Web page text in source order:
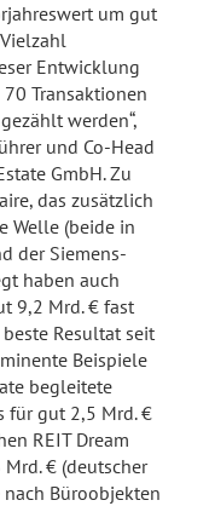
um gut
Entwicklung
Transaktionen
werden“,
und Co-Head
GmbH. Zu
das zusätzlich
Welle (beide in
der Siemens-
haben auch
9,2 Mrd. € fast
Resultat seit
Beispiele
begleitete
für gut 2,5 Mrd. €
REIT Dream
€ (deutscher
Büroobjekten